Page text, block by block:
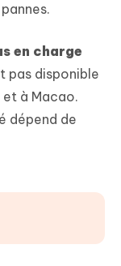
en charge
pas disponible
et à Macao.
dépend de